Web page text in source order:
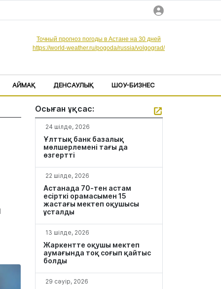
Точный прогноз погоды в Астане на 30 дней
https://world-weather.ru/pogoda/russia/volgograd/
АЙМАҚ ДЕНСАУЛЫҚ ШОУ-БИЗНЕС
Осыған ұқсас:
24 шілде, 2026
Ұлттық банк базалық
мөлшерлемені тағы да
өзгертті
22 шілде, 2026
Астанада 70-тен астам
есірткі орамасымен 15
жастағы мектеп оқушысы
ұсталды
13 шілде, 2026
Жаркентте оқушы мектеп
аумағында тоқ соғып қайтыс
болды
29 сәуір, 2026